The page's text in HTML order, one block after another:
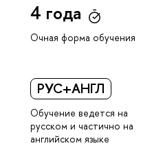
4 года
Очная форма обучения
РУС+АНГЛ
Обучение ведется на
русском и частично на
английском языке